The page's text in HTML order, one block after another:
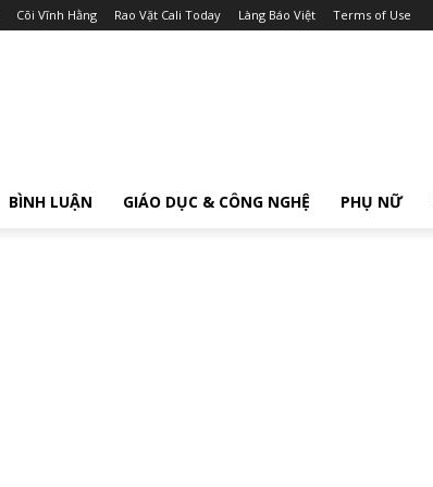
Cõi Vĩnh Hằng Rao Vặt Cali Today Làng Báo Việt Terms of Use
BÌNH LUẬN GIÁO DỤC & CÔNG NGHỆ PHỤ NỮ